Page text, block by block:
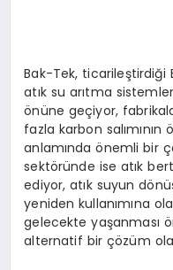
Bak-Tek, ticarileştirdiği
atık su arıtma
önüne geçiyor,
fazla karbon
anlamında önemli bir
sektöründe ise atık
ediyor, atık suyun
yeniden kullanımına
gelecekte yaşanması
alternatif bir çözüm